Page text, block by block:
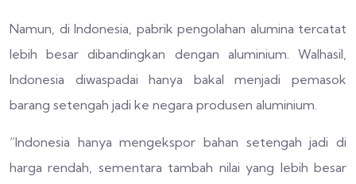
Namun, di Indonesia, pabrik pengolahan alumina tercatat
lebih besar dibandingkan dengan aluminium. Walhasil,
Indonesia diwaspadai hanya bakal menjadi pemasok
barang setengah jadi ke negara produsen aluminium.
“Indonesia hanya mengekspor bahan setengah jadi di
harga rendah, sementara tambah nilai yang lebih besar